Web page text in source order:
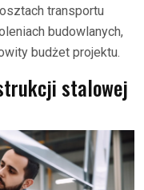
transportu
budowlanych,
budżet projektu.
stalowej